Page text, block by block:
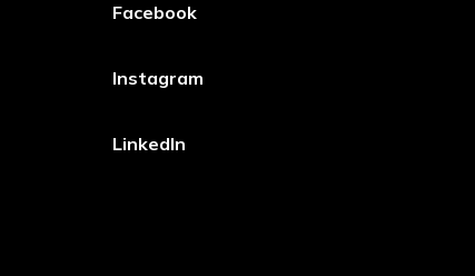
Facebook
Instagram
LinkedIn